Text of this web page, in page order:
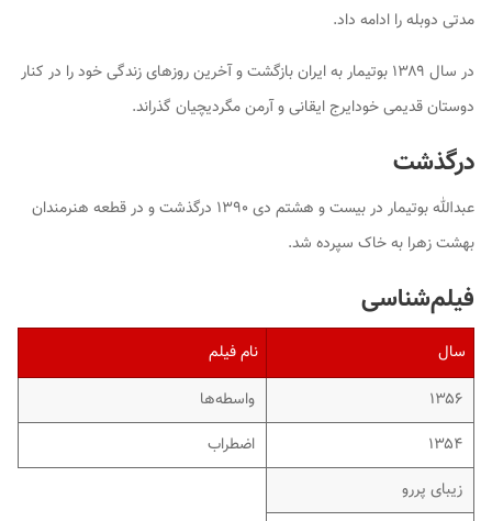
مدتی دوبله را ادامه داد.
در سال ۱۳۸۹ بوتیمار به ایران بازگشت و آخرین روزهای زندگی خود را در کنار
دوستان قدیمی خودایرج ایقانی و آرمن مگردیچیان گذراند.
درگذشت
عبدالله بوتیمار در بیست و هشتم دی ۱۳۹۰ درگذشت و در قطعه هنرمندان
بهشت زهرا به خاک سپرده شد.
فیلم‌شناسی
سال
نام فیلم
۱۳۵۶
واسطه‌ها
۱۳۵۴
اضطراب
زیبای پررو